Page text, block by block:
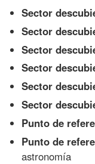
Sector
Sector
Sector
Sector
Sector
Sector
Punto de
Punto de
astronomía